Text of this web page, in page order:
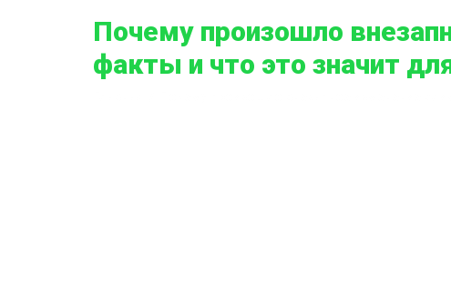
Почему произошло
факты и что это значит